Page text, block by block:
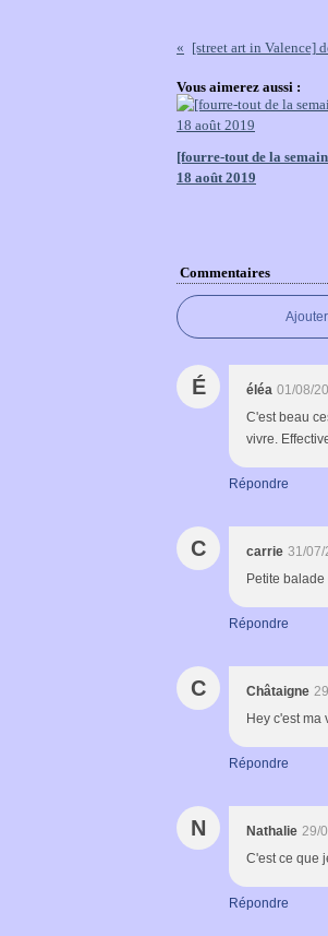
[street art in Valence]
Vous aimerez aussi :
[fourre-tout de la
18 août 2019
Commentaires
É éléa 01/08/
C'est beau
vivre.
Répondre
C carrie 31/07/
Petite
Répondre
C Châtaigne
Hey c'est ma
Répondre
N Nathalie 29/
C'est ce que
Répondre